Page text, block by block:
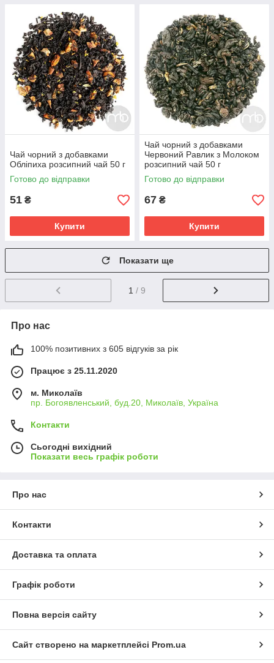
Чай чорний з добавками
Обліпиха розсипний чай 50 г
Готово до відправки
51 ₴
Купити
Чай чорний з добавками
Червоний Равлик з Молоком
розсипний чай 50 г
Готово до відправки
67 ₴
Купити
Показати ще
1 / 9
Про нас
100% позитивних з 605 відгуків за рік
Працює з 25.11.2020
м. Миколаїв
пр. Богоявленський, буд.20, Миколаїв, Україна
Контакти
Сьогодні вихідний
Показати весь графік роботи
Про нас
Контакти
Доставка та оплата
Графік роботи
Повна версія сайту
Сайт створено на маркетплейсі Prom.ua